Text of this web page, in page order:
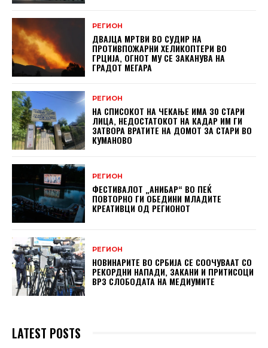
РЕГИОН
ДВАЈЦА МРТВИ ВО СУДИР НА
ПРОТИВПОЖАРНИ ХЕЛИКОПТЕРИ ВО
ГРЦИЈА, ОГНОТ МУ СЕ ЗАКАНУВА НА
ГРАДОТ МЕГАРА
РЕГИОН
НА СПИСОКОТ НА ЧЕКАЊЕ ИМА 30 СТАРИ
ЛИЦА, НЕДОСТАТОКОТ НА КАДАР ИМ ГИ
ЗАТВОРА ВРАТИТЕ НА ДОМОТ ЗА СТАРИ ВО
КУМАНОВО
РЕГИОН
ФЕСТИВАЛОТ „АНИБАР“ ВО ПЕЌ
ПОВТОРНО ГИ ОБЕДИНИ МЛАДИТЕ
КРЕАТИВЦИ ОД РЕГИОНОТ
РЕГИОН
НОВИНАРИТЕ ВО СРБИЈА СЕ СООЧУВААТ СО
РЕКОРДНИ НАПАДИ, ЗАКАНИ И ПРИТИСОЦИ
ВРЗ СЛОБОДАТА НА МЕДИУМИТЕ
LATEST POSTS